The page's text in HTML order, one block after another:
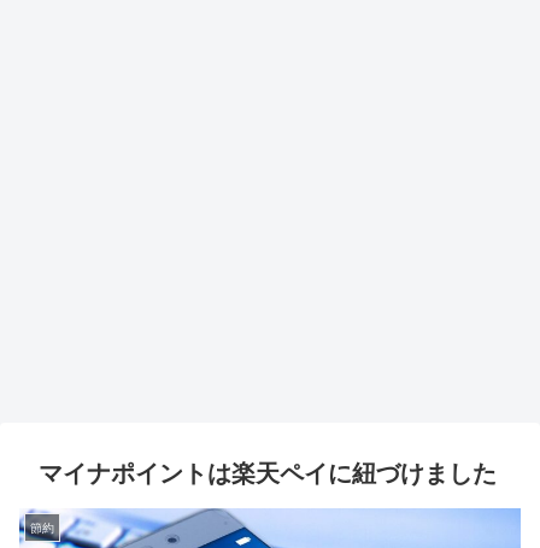
マイナポイントは楽天ペイに紐づけました
節約